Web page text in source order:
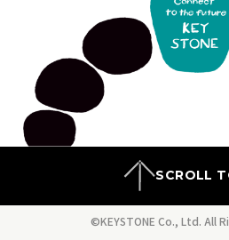
SCROLL
©KEYSTONE Co., Ltd. All